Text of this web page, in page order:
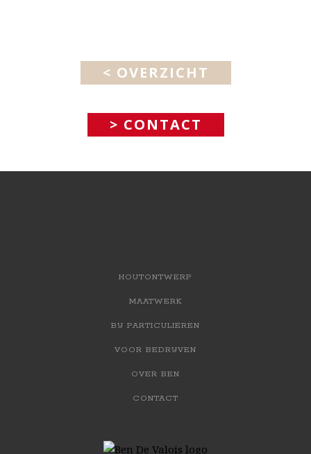
< OVERZICHT
> CONTACT
HOUTONTWERP
MAATWERK
BIJ PARTICULIEREN
VOOR BEDRIJVEN
OVER BEN
CONTACT